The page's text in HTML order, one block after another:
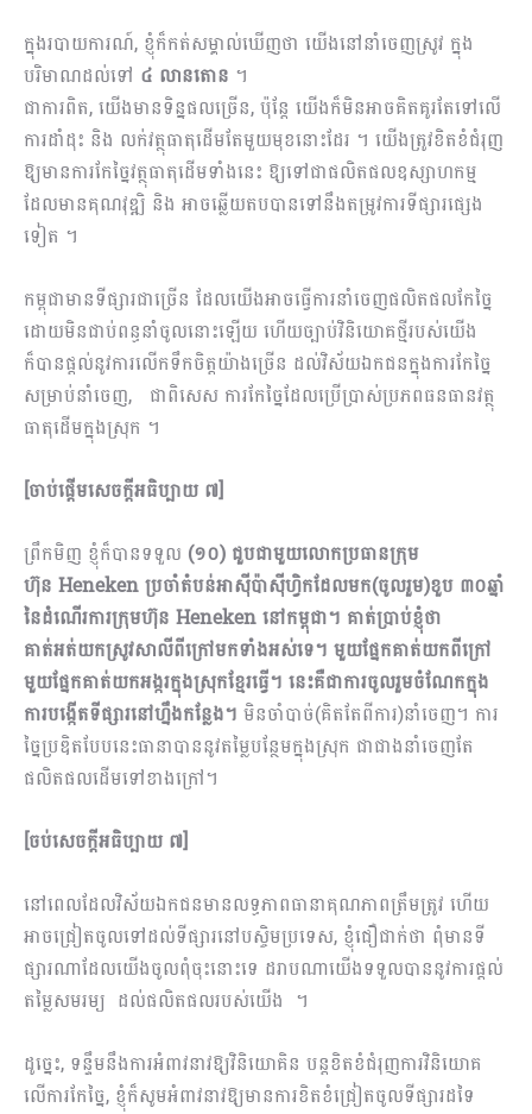
ក្នុងរបាយការណ៍, ខ្ញុំ​ក៏កត់សម្គាល់ឃើញថា យើងនៅនាំចេញស្រូវ ក្នុង
បរិមាណដល់ទៅ ៤ លានតោន ។
ជាការពិត, យើងមានទិន្នផលច្រើន, ប៉ុន្តែ យើងក៏​មិនអាចគិតគូរតែទៅលើ
ការដាំដុះ និង លក់វត្ថុធាតុដើមតែមួយមុខនោះដែរ ។ យើងត្រូវខិតខំជំរុញ
ឱ្យមានការកែច្នៃវត្ថុធាតុដើមទាំងនេះ ឱ្យទៅជាផលិតផលឧស្សាហកម្ម
ដែលមានគុណវុឌ្ឍិ និង អាចឆ្លើយតបបាន​ទៅនឹង​តម្រូវការទីផ្សារផ្សេង
ទៀត ។
កម្ពុជាមានទីផ្សារជាច្រើន ដែលយើង​អាចធ្វើការនាំចេញផលិតផលកែច្នៃ
ដោយមិនជាប់ពន្ធនាំចូលនោះ​ឡើយ ហើយច្បាប់វិនិយោគថ្មីរបស់យើង
ក៏បានផ្តល់នូវការលើកទឹកចិត្តយ៉ាងច្រើន ដល់វិស័យឯកជនក្នុងការកែច្នៃ
សម្រាប់នាំចេញ, ជាពិសេស ការកែច្នៃដែលប្រើប្រាស់ប្រភពធនធានវត្ថុ
ធាតុដើមក្នុងស្រុក ។
[ចាប់ផ្តើមសេចក្តីអធិប្បាយ ៧]
ព្រឹកមិញ ខ្ញុំក៏បានទទួល (១០) ជួបជាមួយលោកប្រធានក្រុម
ហ៊ុន Henekenប្រចាំតំបន់អាស៊ីប៉ាស៊ីហ្វិកដែលមក(ចូលរួម)ខួប ៣០ឆ្នាំ
នៃដំណើរការក្រុមហ៊ុន Henekenនៅកម្ពុជា។ គាត់ប្រាប់ខ្ញុំថា
គាត់អត់យកស្រូវសាលីពីក្រៅមកទាំងអស់ទេ។ មួយផ្នែកគាត់យកពីក្រៅ
មួយផ្នែកគាត់យកអង្ករក្នុងស្រុកខ្មែរធ្វើ។ នេះគឺជាការចូលរួមចំណែកក្នុង
ការបង្កើតទីផ្សារនៅហ្នឹងកន្លែង។ មិនចាំបាច់(គិតតែពីការ)នាំចេញ។ ការ
ច្នៃប្រ​ឌិតបែបនេះធានាបាននូវតម្លៃបន្ថែមក្នុងស្រុក ជាជាងនាំចេញតែ
ផលិតផលដើមទៅខាងក្រៅ។
[ចប់សេចក្តីអធិប្បាយ ៧]
នៅពេលដែលវិស័យឯកជនមានលទ្ធភាពធានាគុណភាពត្រឹមត្រូវ ហើយ​
អាច​ជ្រៀតចូលទៅដល់ទីផ្សារនៅ​បស្ចិមប្រទេស, ខ្ញុំ​ជឿជាក់ថា ពុំមានទី
ផ្សារណា​ដែល​យើង​ចូលពុំចុះនោះទេ ដរាបណាយើងទទួលបាន​នូវ​ការ​ផ្តល់
តម្លៃសមរម្យ ដល់​ផលិតផលរបស់យើង ។
ដូច្នេះ, ទន្ទឹមនឹង​ការ​អំពាវនាវឱ្យ​វិនិយោគិន បន្ត​ខិតខំ​ជំរុញការវិនិយោគ
លើការកែច្នៃ, ខ្ញុំ​ក៏សូម​អំពាវនាវឱ្យ​មាន​ការ​ខិតខំ​ជ្រៀតចូលទីផ្សារដទៃ